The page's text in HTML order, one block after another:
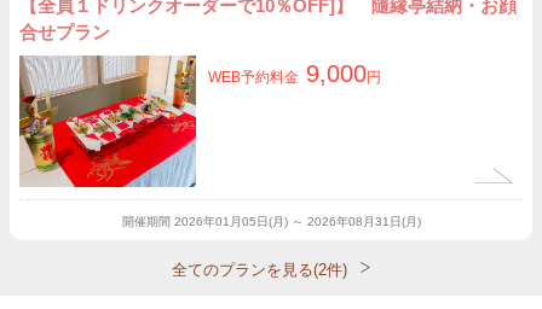
【全員１ドリンクオーダーで10％OFF]】 隨縁亭結納・お顔
合せプラン
WEB予約料金 9,000円
開催期間 2026年01月05日(月) ～ 2026年08月31日(月)
全てのプランを見る(2件)